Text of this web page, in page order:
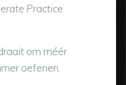
Practice
om méér
oefenen.